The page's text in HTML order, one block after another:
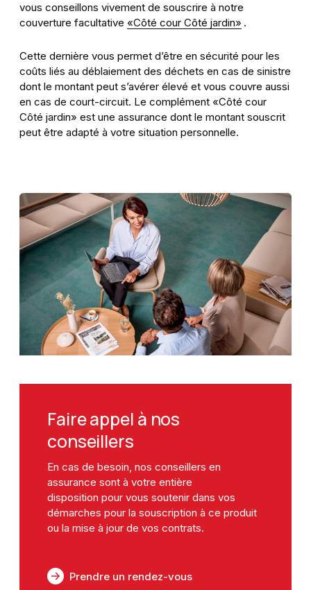
vous conseillons vivement de souscrire à notre
couverture facultative «Côté cour Côté jardin» .
Cette dernière vous permet d’être en sécurité pour les
coûts liés au déblaiement des déchets en cas de sinistre
dont le montant peut s’avérer élevé et vous couvre aussi
en cas de court-circuit. Le complément «Côté cour
Côté jardin» est une assurance dont le montant souscrit
peut être adapté à votre situation personnelle.
Faire appel à nos
conseillers
En cas de besoin, nos conseillers en
assurance sont à votre entière
disposition pour vous soutenir dans vos
démarches pour la souscription à ce produit
ou la mise à jour de vos contrats.
Prendre un rendez-vous